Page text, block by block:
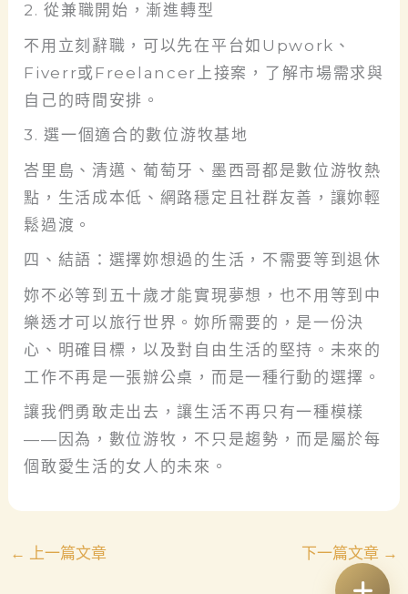
2. 從兼職開始，漸進轉型
不用立刻辭職，可以先在平台如Upwork、
Fiverr或Freelancer上接案，了解市場需求與
自己的時間安排。
3. 選一個適合的數位游牧基地
峇里島、清邁、葡萄牙、墨西哥都是數位游牧熱
點，生活成本低、網路穩定且社群友善，讓妳輕
鬆過渡。
四、結語：選擇妳想過的生活，不需要等到退休
妳不必等到五十歲才能實現夢想，也不用等到中
樂透才可以旅行世界。妳所需要的，是一份決
心、明確目標，以及對自由生活的堅持。未來的
工作不再是一張辦公桌，而是一種行動的選擇。
讓我們勇敢走出去，讓生活不再只有一種模樣
——因為，數位游牧，不只是趨勢，而是屬於每
個敢愛生活的女人的未來。
← 上一篇文章 下一篇文章 →